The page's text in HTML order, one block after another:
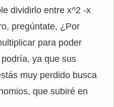
dividirlo entre x^2 -x
pregúntate, ¿Por
para poder
ya que sus
muy perdido busca
que subiré en